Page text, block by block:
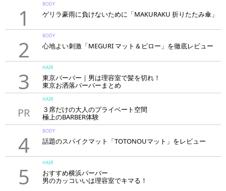
1
BODY
ゲリラ豪雨に負けないために「MAKURAKU 折りたたみ傘」
2
BODY
心地よい刺激「MEGURI マット＆ピロー」を徹底レビュー
3
HAIR
東京バーバー｜男は理容室で髪を切れ！
東京お洒落バーバーまとめ
PR
HAIR
３席だけの大人のプライベート空間
極上のBARBER体験
「LAVIE NEW STANDARD BARBER HANARE新宿店」
4
BODY
話題のスパイクマット「TOTONOUマット」をレビュー
5
HAIR
おすすめ横浜バーバー
男のカッコいいは理容室でキマる！